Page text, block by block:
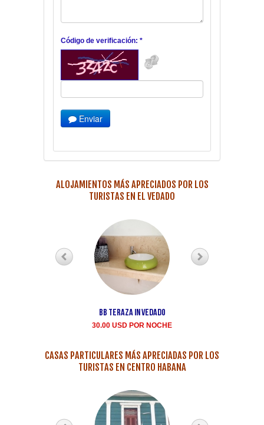
Código de verificación: *
Enviar
ALOJAMIENTOS MÁS APRECIADOS POR LOS
TURISTAS EN EL VEDADO
BB teraza in Vedado
30.00 USD POR NOCHE
CASAS PARTICULARES MÁS APRECIADAS POR LOS
TURISTAS EN CENTRO HABANA